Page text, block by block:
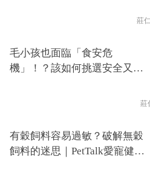
莊
毛小孩也面臨「食安危
機」！？該如何挑選安全又營
莊
有穀飼料容易過敏？破解無穀
飼料的迷思｜PetTalk愛寵健康